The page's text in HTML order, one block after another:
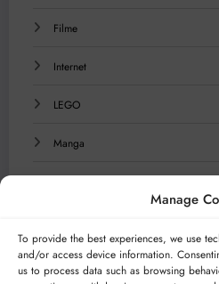
Manage
To provide the best experiences, we use
and/or access device information.
us to process data such as browsing
Filme
Internet
LEGO
Manga
Serien